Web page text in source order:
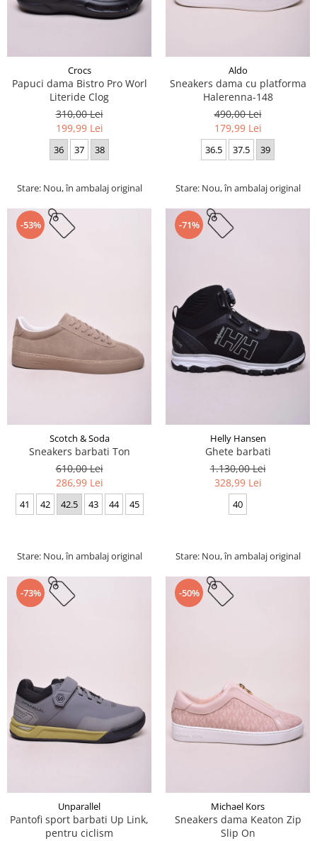
Crocs
Papuci dama Bistro Pro Worl
Literide Clog
310,00 Lei
199,99 Lei
36 37 38
Stare: Nou, în ambalaj original
Aldo
Sneakers dama cu platforma
Halerenna-148
490,00 Lei
179,99 Lei
36.5 37.5 39
Stare: Nou, în ambalaj original
-53%
Scotch & Soda
Sneakers barbati Ton
610,00 Lei
286,99 Lei
41 42 42.5 43 44 45
Stare: Nou, în ambalaj original
-71%
Helly Hansen
Ghete barbati
1.130,00 Lei
328,99 Lei
40
Stare: Nou, în ambalaj original
-73%
Unparallel
Pantofi sport barbati Up Link,
pentru ciclism
-50%
Michael Kors
Sneakers dama Keaton Zip
Slip On